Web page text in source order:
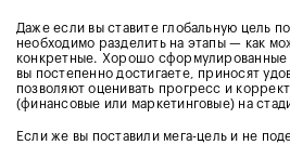
Даже если вы ставите глобальную цель
необходимо разделить на этапы — как
конкретные. Хорошо сформулированные
вы постепенно достигаете, приносят
позволяют оценивать прогресс и
(финансовые или маркетинговые) на
Если же вы поставили мега-цель и не